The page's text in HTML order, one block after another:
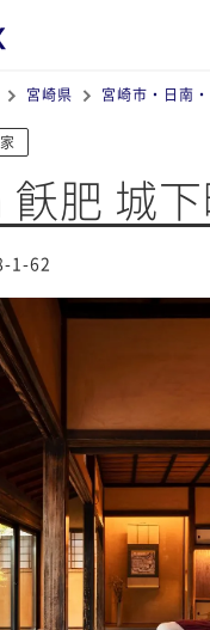
宮崎県 宮崎市・日南
肥 城
1-62